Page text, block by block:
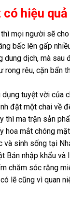
hiệu quả
mọi người sẽ
bấc lên gấp
dịch, mà sau
rêu, cặn bẩn
tuyệt vời của
đặt một chai về
thì ma trận sản
hoa mắt chóng
và sinh sống tại
Bản nhập khẩu và
chăm sóc răng
lẽ cũng vì quan